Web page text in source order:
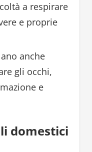
a respirare
e proprie
anche
gli occhi,
e
domestici